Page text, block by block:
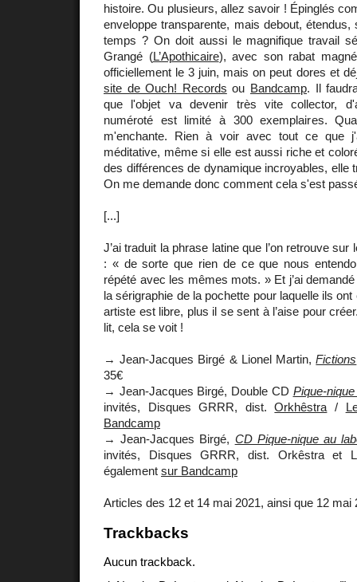
histoire. Ou plusieurs, allez savoir ! Épinglés
enveloppe transparente, mais debout,
temps ? On doit aussi le magnifique travail
Grangé (L’Apothicaire), avec son rabat
officiellement le 3 juin, mais on peut dores et
site de Ouch! Records ou Bandcamp. Il
que l'objet va devenir très vite collector,
numéroté est limité à 300 exemplaires.
m'enchante. Rien à voir avec tout ce que
méditative, même si elle est aussi riche et
des différences de dynamique incroyables, elle
On me demande donc comment cela s'est
[...]
J’ai traduit la phrase latine que l’on retrouve
: « de sorte que rien de ce que nous
répété avec les mêmes mots. » Et j’ai
la sérigraphie de la pochette pour laquelle ils
artiste est libre, plus il se sent à l’aise pour
lit, cela se voit !
→ Jean-Jacques Birgé & Lionel Martin,Fictions
35€
→ Jean-Jacques Birgé, Double CD Pique-
invités, Disques GRRR, dist.Orkhêstra /
Bandcamp
→ Jean-Jacques Birgé, CD Pique-nique au
invités, Disques GRRR, dist. Orkêstra et
également sur Bandcamp
Articles des 12 et 14 mai 2021, ainsi que 12 mai
Trackbacks
Aucun trackback.